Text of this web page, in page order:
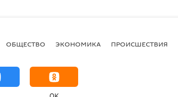
ОБЩЕСТВО ЭКОНОМИКА ПРОИСШЕСТВИЯ